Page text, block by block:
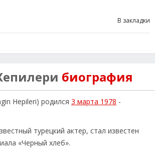
В закладки
биография
Hepileri) родился 3 марта 1978 -
турецкий актер, стал известен
«Черный хлеб».